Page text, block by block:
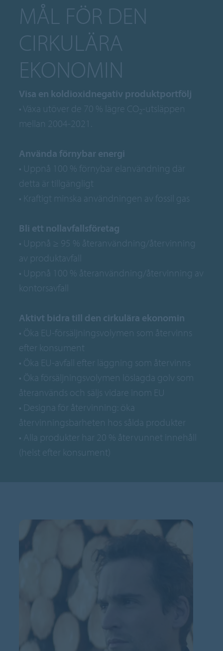
MÅL FÖR DEN
CIRKULÄRA
EKONOMIN
Visa en koldioxidnegativ produktportfölj
• Växa utöver de 70 % lägre CO2-utsläppen
mellan 2004-2021.
Använda förnybar energi
• Uppnå 100 % förnybar elanvändning där
detta är tillgängligt
• Kraftigt minska användningen av fossil gas
Bli ett nollavfallsföretag
• Uppnå ≥ 95 % återanvändning/återvinning
av produktavfall
• Uppnå 100 % återanvändning/återvinning av
kontorsavfall
Aktivt bidra till den cirkulära ekonomin
• Öka EU-försäljningsvolymen som återvinns
efter konsument
• Öka EU-avfall efter läggning som återvinns
• Öka försäljningsvolymen löslagda golv som
återanvänds och säljs vidare inom EU
• Designa för återvinning: öka
återvinningsbarheten hos sålda produkter
• Alla produkter har 20 % återvunnet innehåll
(helst efter konsument)